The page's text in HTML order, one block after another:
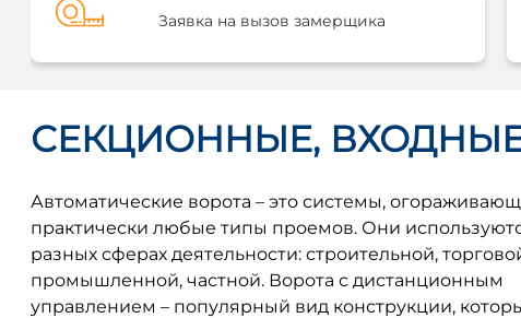
Заявка на вызов замерщика
СЕКЦИОННЫЕ,
Автоматические ворота – это системы,
практически любые типы проемов. Они
разных сферах деятельности: строительной,
промышленной, частной. Ворота с дистанционным
управлением – популярный вид конструкции,